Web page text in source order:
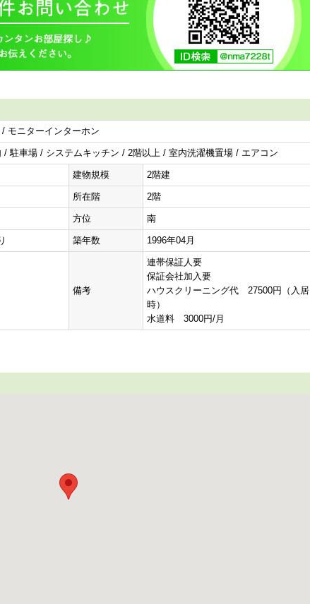
モニターインターホン
/ 駐車場 / システムキッチン / 2階以上 / 室内洗濯機置場 / エアコン
建物規模 2階建
所在階 2階
方位 南
築年数 1996年04月
備考
連帯保証人要
保証会社加入要
ハウスクリーニング代 27500円（入居
時）
水道料 3000円/月